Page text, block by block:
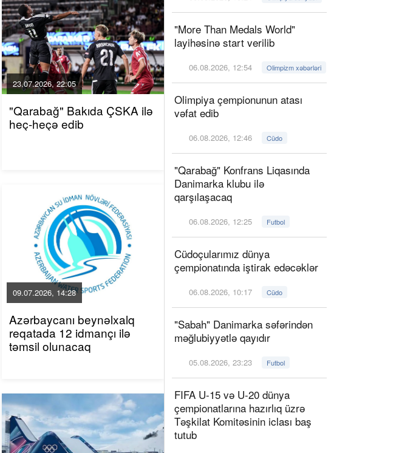
23.07.2026, 22:05
"Qarabağ" Bakıda ÇSKA ilə
heç-heçə edib
09.07.2026, 14:28
Azərbaycanı beynəlxalq
reqatada 12 idmançı ilə
təmsil olunacaq
"More Than Medals World"
layihəsinə start verilib
06.08.2026, 12:54 Olimpizm xəbərləri
Olimpiya çempionunun atası
vəfat edib
06.08.2026, 12:46 Cüdo
"Qarabağ" Konfrans Liqasında
Danimarka klubu ilə
qarşılaşacaq
06.08.2026, 12:25 Futbol
Cüdoçularımız dünya
çempionatında iştirak edəcəklər
06.08.2026, 10:17 Cüdo
"Sabah" Danimarka səfərindən
məğlubiyyətlə qayıdır
05.08.2026, 23:23 Futbol
FIFA U-15 və U-20 dünya
çempionatlarına hazırlıq üzrə
Təşkilat Komitəsinin iclası baş
tutub